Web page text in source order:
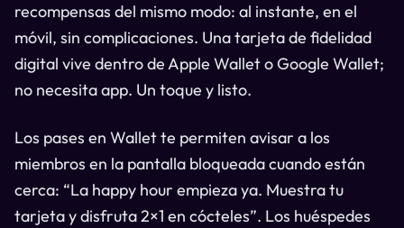
recompensas del mismo modo: al instante, en el
móvil, sin complicaciones. Una tarjeta de fidelidad
digital vive dentro de Apple Wallet o Google Wallet;
no necesita app. Un toque y listo.
Los pases en Wallet te permiten avisar a los
miembros en la pantalla bloqueada cuando están
cerca: “La happy hour empieza ya. Muestra tu
tarjeta y disfruta 2×1 en cócteles”. Los huéspedes